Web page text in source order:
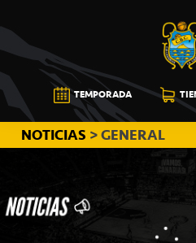
a
la
navegación
principal
al
contenido
principal
a
la
barra
lateral
principal
CB
CANARIAS
TEMPORADA
NOTICIAS > GENERAL